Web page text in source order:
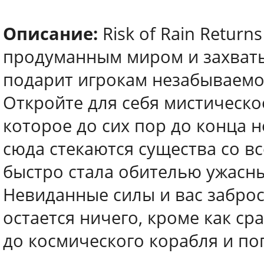
Описание: Risk of Rain
продуманным миром и
подарит игрокам
Откройте для себя
которое до сих пор до конца
сюда стекаются существа со
быстро стала обителью
Невиданные силы и вас
остается ничего, кроме как
до космического корабля и